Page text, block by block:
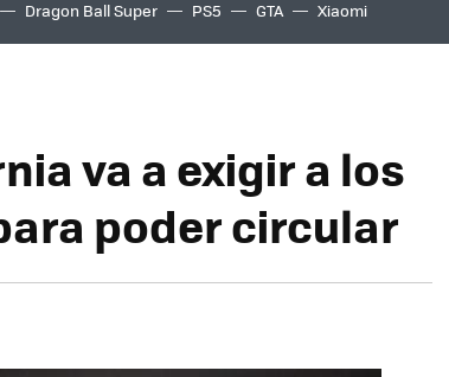
Dragon Ball Super PS5 GTA Xiaomi
va a exigir a los
poder circular